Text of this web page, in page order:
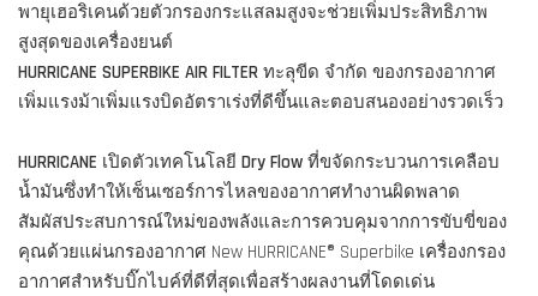
พายุเฮอริเคนด้วยตัวกรองกระแสลมสูงจะช่วยเพิ่มประสิทธิภาพ
สูงสุดของเครื่องยนต์
HURRICANE SUPERBIKE AIR FILTER ทะลุขีด จำกัด ของกรองอากาศ
เพิ่มแรงม้าเพิ่มแรงบิดอัตราเร่งที่ดีขึ้นและตอบสนองอย่างรวดเร็ว
HURRICANE เปิดตัวเทคโนโลยี Dry Flow ที่ขจัดกระบวนการเคลือบ
น้ำมันซึ่งทำให้เซ็นเซอร์การไหลของอากาศทำงานผิดพลาด
สัมผัสประสบการณ์ใหม่ของพลังและการควบคุมจากการขับขี่ของ
คุณด้วยแผ่นกรองอากาศ New HURRICANE® Superbike เครื่องกรอง
อากาศสำหรับบิ๊กไบค์ที่ดีที่สุดเพื่อสร้างผลงานที่โดดเด่น